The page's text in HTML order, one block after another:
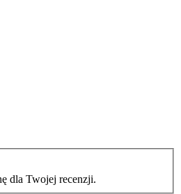
dla Twojej recenzji.